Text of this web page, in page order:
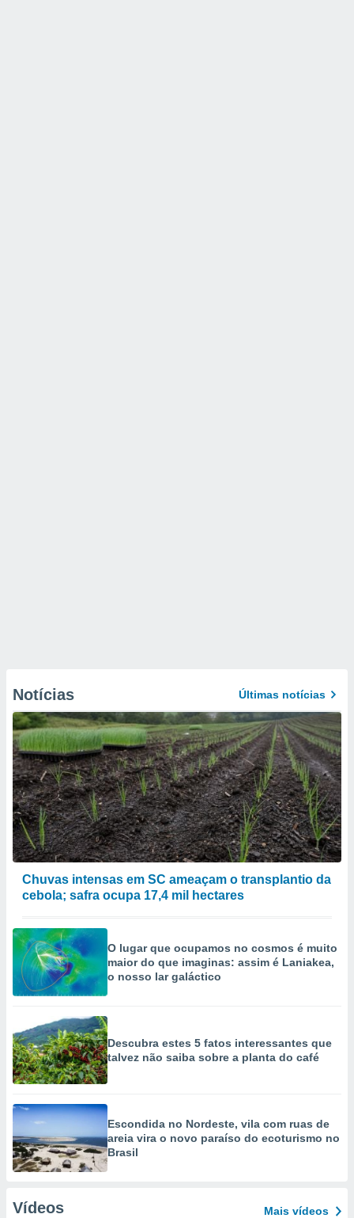
Notícias Últimas notícias
Chuvas intensas em SC ameaçam o transplantio da
cebola; safra ocupa 17,4 mil hectares
O lugar que ocupamos no cosmos é muito
maior do que imaginas: assim é Laniakea,
o nosso lar galáctico
Descubra estes 5 fatos interessantes que
talvez não saiba sobre a planta do café
Escondida no Nordeste, vila com ruas de
areia vira o novo paraíso do ecoturismo no
Brasil
Vídeos Mais vídeos